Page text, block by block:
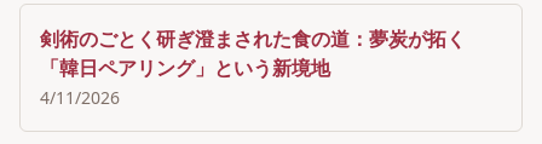
剣術のごとく研ぎ澄まされた食の道：夢炭が拓く
「韓日ペアリング」という新境地
4/11/2026